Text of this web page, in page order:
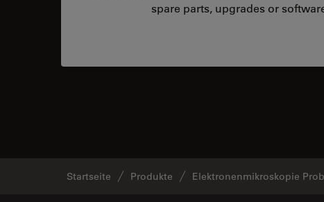
spare parts, upgrades or
Startseite Produkte Elektronenmikroskopie